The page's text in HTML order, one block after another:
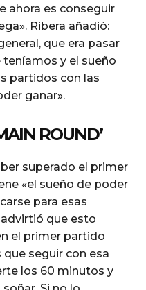
ahora es conseguir
Ribera añadió:
que era pasar
y el sueño
partidos con las
ganar».
ROUND’
superado el primer
«el sueño de poder
para esas
que esto
el primer partido
seguir con esa
los 60 minutos y